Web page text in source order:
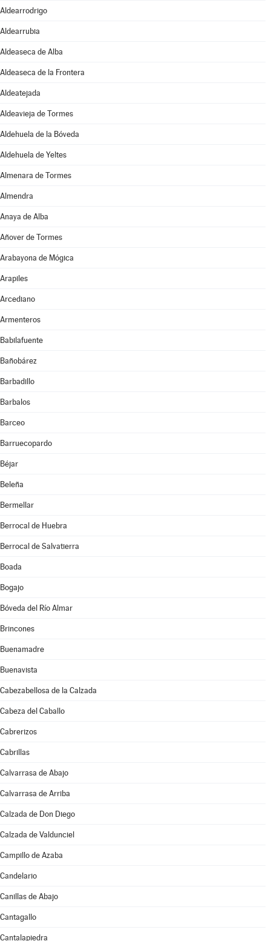
Aldearrodrigo
Aldearrubia
Aldeaseca de Alba
Aldeaseca de la Frontera
Aldeatejada
Aldeavieja de Tormes
Aldehuela de la Bóveda
Aldehuela de Yeltes
Almenara de Tormes
Almendra
Anaya de Alba
Añover de Tormes
Arabayona de Mógica
Arapiles
Arcediano
Armenteros
Babilafuente
Bañobárez
Barbadillo
Barbalos
Barceo
Barruecopardo
Béjar
Beleña
Bermellar
Berrocal de Huebra
Berrocal de Salvatierra
Boada
Bogajo
Bóveda del Río Almar
Brincones
Buenamadre
Buenavista
Cabezabellosa de la Calzada
Cabeza del Caballo
Cabrerizos
Cabrillas
Calvarrasa de Abajo
Calvarrasa de Arriba
Calzada de Don Diego
Calzada de Valdunciel
Campillo de Azaba
Candelario
Canillas de Abajo
Cantagallo
Cantalapiedra